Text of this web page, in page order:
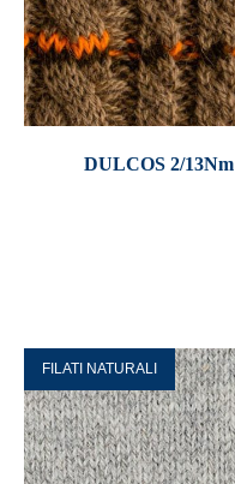
DULCOS 2/13Nm
FILATI NATURALI